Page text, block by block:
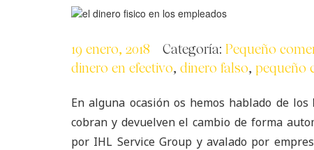
19 enero, 2018 Categoría: Pequeño
dinero en efectivo, dinero falso, pequeño
En alguna ocasión os hemos hablado de los
cobran y devuelven el cambio de forma
por IHL Service Group y avalado por